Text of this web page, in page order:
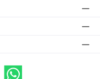
WhatsApp